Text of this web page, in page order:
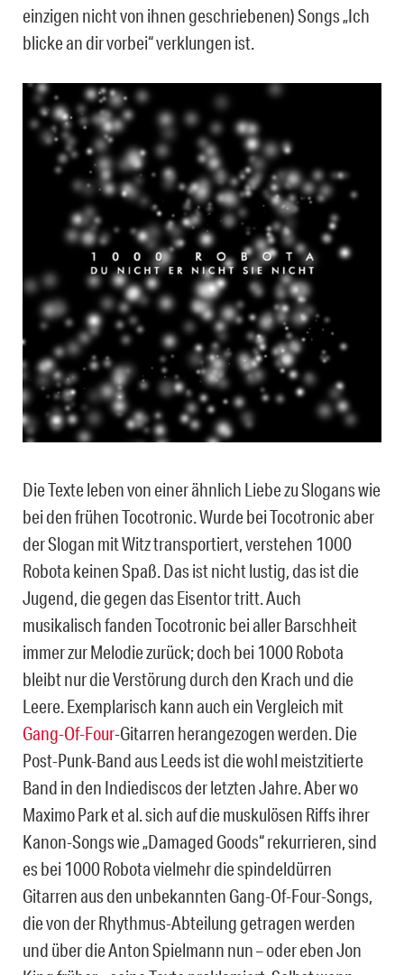
einzigen nicht von ihnen geschriebenen) Songs „Ich
blicke an dir vorbei“ verklungen ist.
Die Texte leben von einer ähnlich Liebe zu Slogans wie
bei den frühen Tocotronic. Wurde bei Tocotronic aber
der Slogan mit Witz transportiert, verstehen 1000
Robota keinen Spaß. Das ist nicht lustig, das ist die
Jugend, die gegen das Eisentor tritt. Auch
musikalisch fanden Tocotronic bei aller Barschheit
immer zur Melodie zurück; doch bei 1000 Robota
bleibt nur die Verstörung durch den Krach und die
Leere. Exemplarisch kann auch ein Vergleich mit
Gang-Of-Four-Gitarren herangezogen werden. Die
Post-Punk-Band aus Leeds ist die wohl meistzitierte
Band in den Indiediscos der letzten Jahre. Aber wo
Maximo Park et al. sich auf die muskulösen Riffs ihrer
Kanon-Songs wie „Damaged Goods“ rekurrieren, sind
es bei 1000 Robota vielmehr die spindeldürren
Gitarren aus den unbekannten Gang-Of-Four-Songs,
die von der Rhythmus-Abteilung getragen werden
und über die Anton Spielmann nun – oder eben Jon